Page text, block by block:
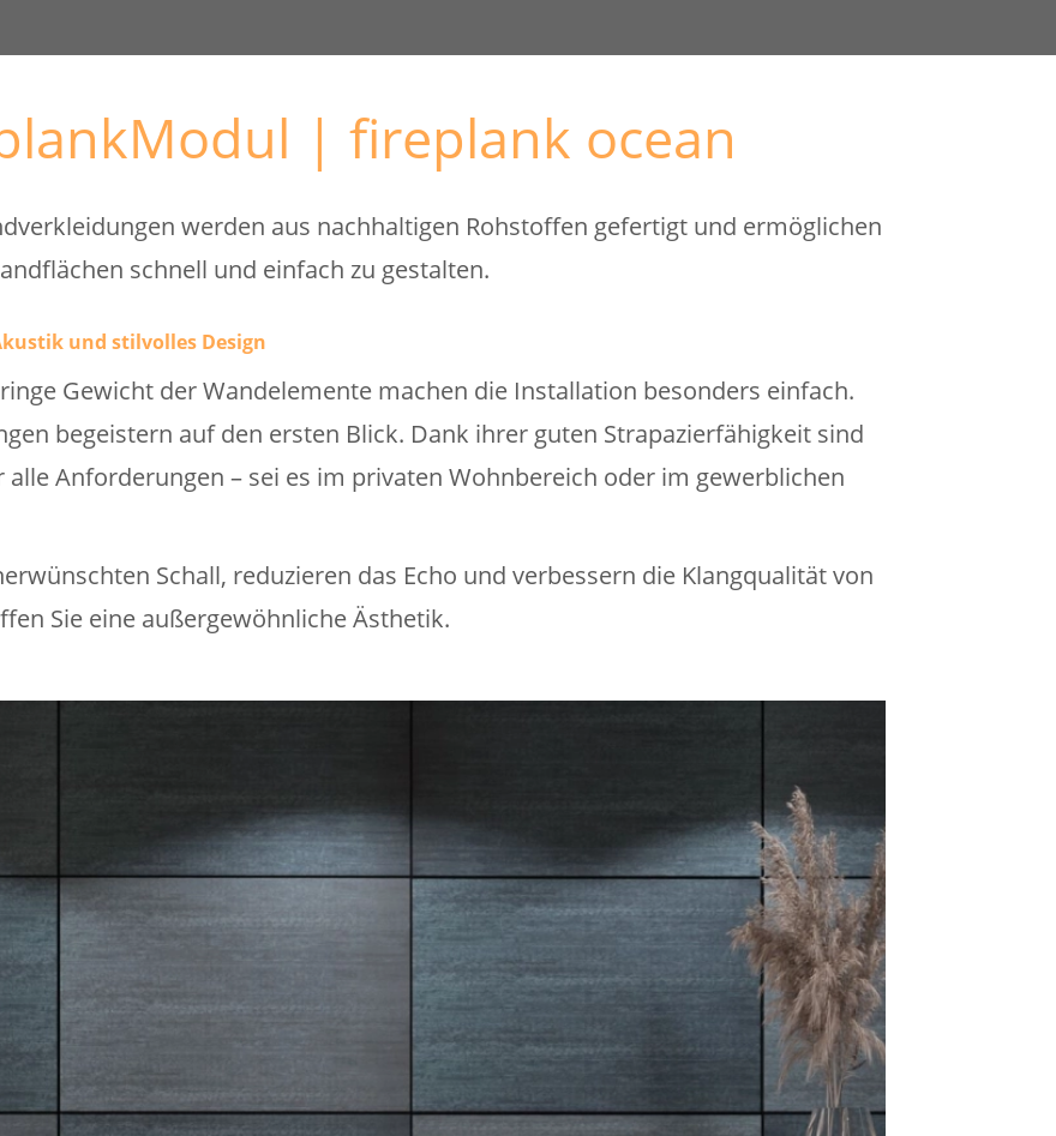
| fireplank ocean
werden aus nachhaltigen Rohstoffen gefertigt und ermöglichen
schnell und einfach zu gestalten.
und stilvolles Design
Gewicht der Wandelemente machen die Installation besonders einfach.
begeistern auf den ersten Blick. Dank ihrer guten Strapazierfähigkeit sind
Anforderungen – sei es im privaten Wohnbereich oder im gewerblichen
Schall, reduzieren das Echo und verbessern die Klangqualität von
Sie eine außergewöhnliche Ästhetik.